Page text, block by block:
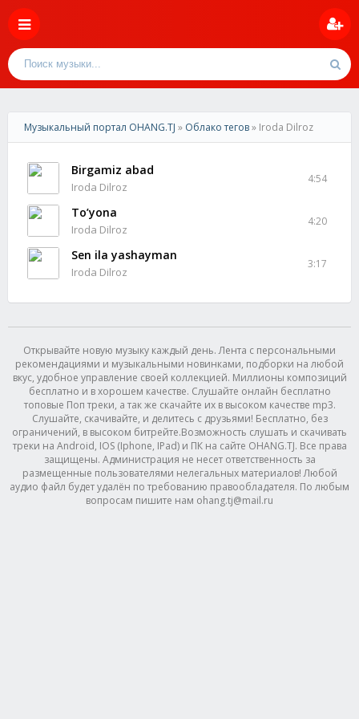
Музыкальный портал OHANG.TJ » Облако тегов» Iroda Dilroz
Birgamiz abad
Iroda Dilroz
4:54
To’yona
Iroda Dilroz
4:20
Sen ila yashayman
Iroda Dilroz
3:17
Открывайте новую музыку каждый день. Лента с персональными
рекомендациями и музыкальными новинками, подборки на любой
вкус, удобное управление своей коллекцией. Миллионы композиций
бесплатно и в хорошем качестве. Слушайте онлайн бесплатно
топовые Поп треки, а так же скачайте их в высоком качестве mp3.
Слушайте, скачивайте, и делитесь с друзьями! Бесплатно, без
ограничений, в высоком битрейте.Возможность слушать и скачивать
треки на Android, IOS (Iphone, IPad) и ПК на сайте OHANG.TJ. Все права
защищены. Администрация не несет ответственность за
размещенные пользователями нелегальных материалов! Любой
аудио файл будет удалён по требованию правообладателя. По любым
вопросам пишите нам ohang.tj@mail.ru